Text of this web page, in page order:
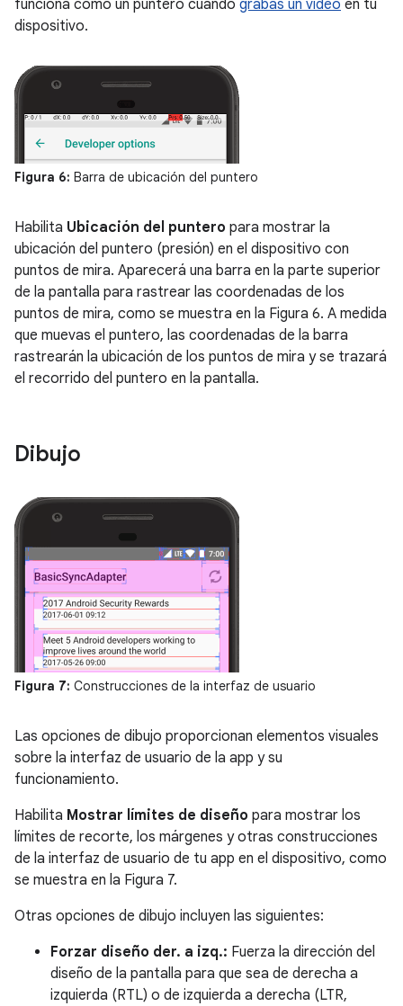
funciona como un puntero cuando grabas un video en tu
dispositivo.
Figura 6: Barra de ubicación del puntero
Habilita Ubicación del puntero para mostrar la
ubicación del puntero (presión) en el dispositivo con
puntos de mira. Aparecerá una barra en la parte superior
de la pantalla para rastrear las coordenadas de los
puntos de mira, como se muestra en la Figura 6. A medida
que muevas el puntero, las coordenadas de la barra
rastrearán la ubicación de los puntos de mira y se trazará
el recorrido del puntero en la pantalla.
Dibujo
Figura 7: Construcciones de la interfaz de usuario
Las opciones de dibujo proporcionan elementos visuales
sobre la interfaz de usuario de la app y su
funcionamiento.
Habilita Mostrar límites de diseño para mostrar los
límites de recorte, los márgenes y otras construcciones
de la interfaz de usuario de tu app en el dispositivo, como
se muestra en la Figura 7.
Otras opciones de dibujo incluyen las siguientes:
Forzar diseño der. a izq.: Fuerza la dirección del
diseño de la pantalla para que sea de derecha a
izquierda (RTL) o de izquierda a derecha (LTR,